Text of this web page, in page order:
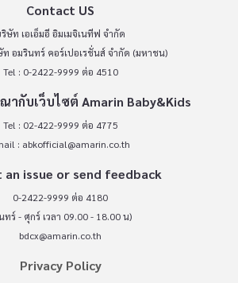
Contact US
ษัท เอเอ็มอี อิมเมจิเนทีฟ จำกัด
ท อมรินทร์ คอร์เปอเรชั่นส์ จำกัด (มหาชน)
Tel : 0-2422-9999 ต่อ 4510
ากับเว็บไซต์ Amarin Baby&Kids
Tel : 02-422-9999 ต่อ 4775
: abkofficial@amarin.co.th
an issue or send feedback
0-2422-9999 ต่อ 4180
ทร์ - ศุกร์ เวลา 09.00 - 18.00 น)
bdcx@amarin.co.th
Privacy Policy